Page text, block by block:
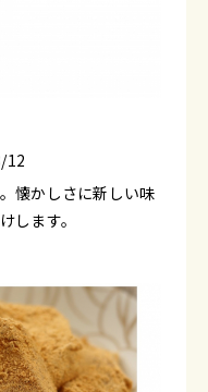
12
懐かしさに新しい味
します。